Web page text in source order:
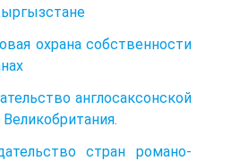
охрана собственности
англосаксонской
стран романо-